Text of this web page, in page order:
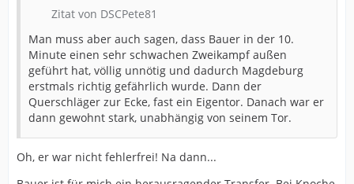
Zitat von DSCPete81
Man muss aber auch sagen, dass Bauer in der 10.
Minute einen sehr schwachen Zweikampf außen
geführt hat, völlig unnötig und dadurch Magdeburg
erstmals richtig gefährlich wurde. Dann der
Querschläger zur Ecke, fast ein Eigentor. Danach war er
dann gewohnt stark, unabhängig von seinem Tor.
Oh, er war nicht fehlerfrei! Na dann...